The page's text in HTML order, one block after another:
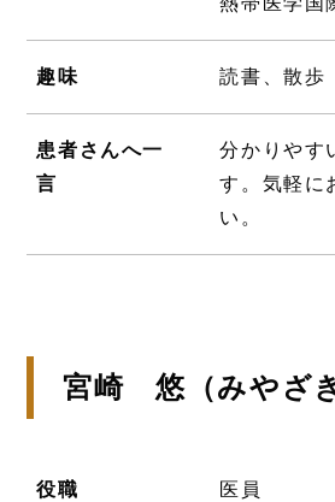
趣味 読書、散歩
患者さんへ一
言
分かりやす
す。気軽に
い。
宮崎 悠（みやざ
役職 医員